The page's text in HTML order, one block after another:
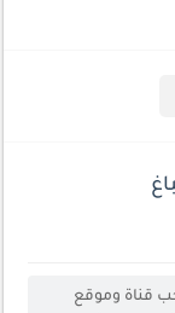
قناة وموقع